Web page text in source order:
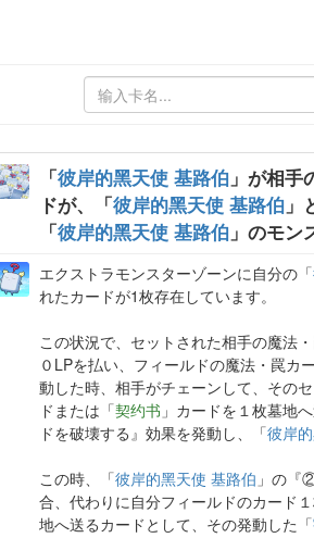
「彼岸的黑天使 基路伯 」が相
ドが、「彼岸的黑天使 基路伯 」
「彼岸的黑天使 基路伯 」のモン
エクストラモンスターゾーンに自分の「
れたカードが1枚存在しています。
この状況で、セットされた相手の魔法
０LPを払い、フィールドの魔法・罠カ
動した時、相手がチェーンして、その
ドまたは「契约书 」カードを１枚墓地
ドを破壊する』効果を発動し、「彼岸
この時、「彼岸的黑天使 基路伯 」の『
合、代わりに自分フィールドのカード
地へ送るカードとして、その発動した「